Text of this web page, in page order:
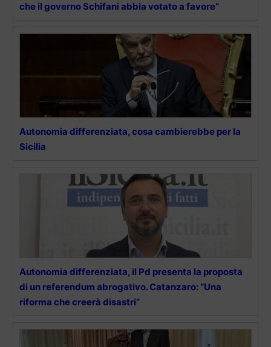
che il governo Schifani abbia votato a favore”
Autonomia differenziata, cosa cambierebbe per la
Sicilia
Autonomia differenziata, il Pd presenta la proposta
di un referendum abrogativo. Catanzaro: “Una
riforma che creerà disastri”